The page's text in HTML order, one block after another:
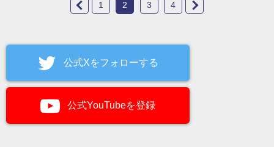
1 2 3 4
公式Xをフォローする
公式YouTubeを登録